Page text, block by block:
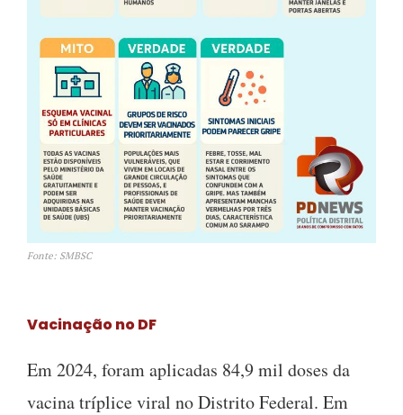
Fonte: SMBSC
Vacinação no DF
Em 2024, foram aplicadas 84,9 mil doses da
vacina tríplice viral no Distrito Federal. Em